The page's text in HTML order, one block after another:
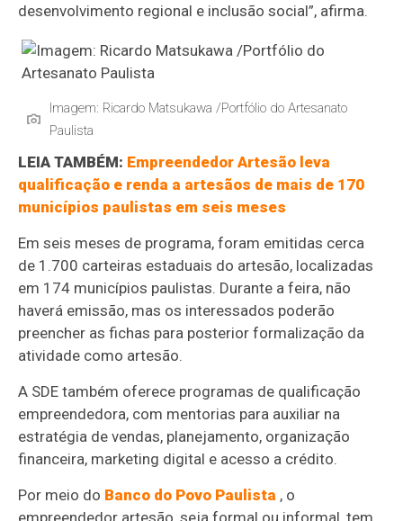
desenvolvimento regional e inclusão social”, afirma.
Imagem: Ricardo Matsukawa /Portfólio do Artesanato
Paulista
LEIA TAMBÉM: Empreendedor Artesão leva
qualificação e renda a artesãos de mais de 170
municípios paulistas em seis meses
Em seis meses de programa, foram emitidas cerca
de 1.700 carteiras estaduais do artesão, localizadas
em 174 municípios paulistas. Durante a feira, não
haverá emissão, mas os interessados poderão
preencher as fichas para posterior formalização da
atividade como artesão.
A SDE também oferece programas de qualificação
empreendedora, com mentorias para auxiliar na
estratégia de vendas, planejamento, organização
financeira, marketing digital e acesso a crédito.
Por meio do Banco do Povo Paulista , o
empreendedor artesão, seja formal ou informal, tem